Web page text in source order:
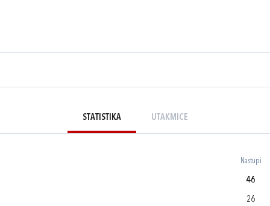
STATISTIKA UTAKMICE
Nastupi
46
26